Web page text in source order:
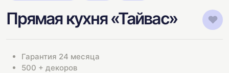
Прямая кухня «Тайвас»
Гарантия 24 месяца
500 + декоров